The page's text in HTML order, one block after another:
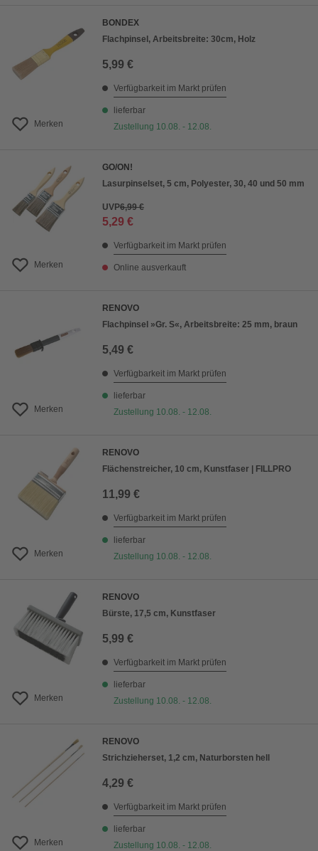
Merken
BONDEX
Flachpinsel, Arbeitsbreite: 30cm, Holz
5,99 €
Verfügbarkeit im Markt prüfen
lieferbar
Zustellung 10.08. - 12.08.
Merken
GO/ON!
Lasurpinselset, 5 cm, Polyester, 30, 40 und 50 mm
UVP6,99 €
5,29 €
Verfügbarkeit im Markt prüfen
Online ausverkauft
Merken
RENOVO
Flachpinsel »Gr. S«, Arbeitsbreite: 25 mm, braun
5,49 €
Verfügbarkeit im Markt prüfen
lieferbar
Zustellung 10.08. - 12.08.
Merken
RENOVO
Flächenstreicher, 10 cm, Kunstfaser | FILLPRO
11,99 €
Verfügbarkeit im Markt prüfen
lieferbar
Zustellung 10.08. - 12.08.
Merken
RENOVO
Bürste, 17,5 cm, Kunstfaser
5,99 €
Verfügbarkeit im Markt prüfen
lieferbar
Zustellung 10.08. - 12.08.
Merken
RENOVO
Strichzieherset, 1,2 cm, Naturborsten hell
4,29 €
Verfügbarkeit im Markt prüfen
lieferbar
Zustellung 10.08. - 12.08.